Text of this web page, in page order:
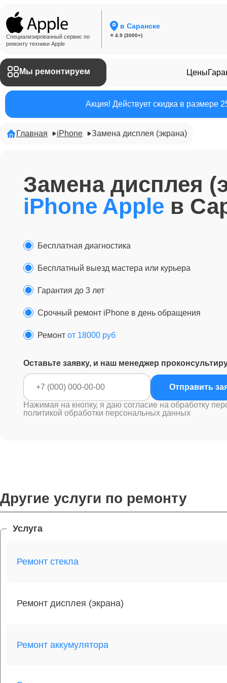
Специализированный сервис по
ремонту техники Apple
в Саранске
⭐ 4.9 (3000+)
Мы ремонтируем Цены
Акция! Действует скидка в
Главная iPhone Замена дисплея (экрана)
Замена дисплея
iPhone Apple в
Бесплатная диагностика
Бесплатный выезд мастера или курьера
Гарантия до 3 лет
Срочный ремонт iPhone в день обращения
Ремонт от 18000 руб
Оставьте заявку, и наш менеджер
Нажимая на кнопку, я даю согласие на обработку
политикой обработки персональных данных
Другие услуги по ремонту
Услуга
Ремонт стекла
Ремонт дисплея (экрана)
Ремонт аккумулятора